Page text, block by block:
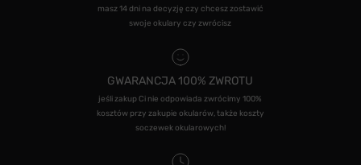
masz 14 dni na decyzję czy chcesz zostawić
swoje okulary czy zwrócisz
GWARANCJA 100% ZWROTU
jeśli zakup Ci nie odpowiada zwrócimy 100%
kosztów przy zakupie okularów, także koszty
soczewek okularowych!